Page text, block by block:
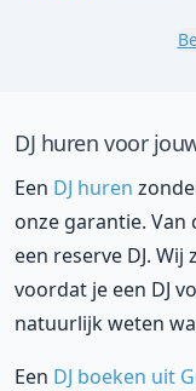
DJ huren voor
Een DJ huren
onze garantie.
een reserve DJ.
voordat je een DJ
natuurlijk weten
Een DJ boeken uit